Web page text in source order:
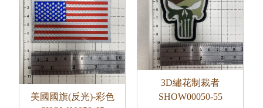
3D繡花制裁者
SHOW00050-55
美國國旗(反光)-彩色